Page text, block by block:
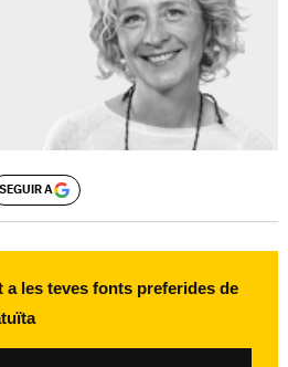
SEGUIR A
a les teves fonts preferides de